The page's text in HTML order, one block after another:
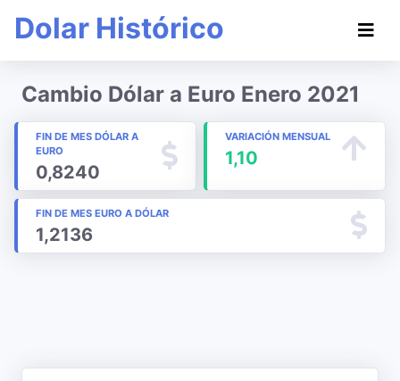
Dolar Histórico
Cambio Dólar a Euro Enero 2021
FIN DE MES DÓLAR A
EURO
0,8240
VARIACIÓN MENSUAL
1,10
FIN DE MES EURO A DÓLAR
1,2136